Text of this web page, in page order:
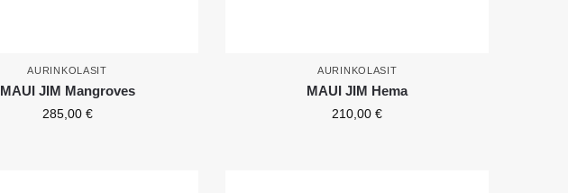
AURINKOLASIT
MAUI JIM Mangroves
285,00 €
AURINKOLASIT
MAUI JIM Hema
210,00€